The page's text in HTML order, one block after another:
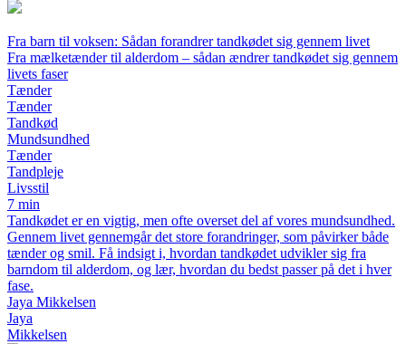
Fra barn til voksen: Sådan forandrer tandkødet sig gennem livet
Fra mælketænder til alderdom – sådan ændrer tandkødet sig gennem
livets faser
Tænder
Tænder
Tandkød
Mundsundhed
Tænder
Tandpleje
Livsstil
7 min
Tandkødet er en vigtig, men ofte overset del af vores mundsundhed.
Gennem livet gennemgår det store forandringer, som påvirker både
tænder og smil. Få indsigt i, hvordan tandkødet udvikler sig fra
barndom til alderdom, og lær, hvordan du bedst passer på det i hver
fase.
Jaya Mikkelsen
Jaya
Mikkelsen